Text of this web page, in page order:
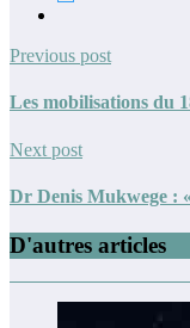
Previous post
Les mobilisations du
Next post
Dr Denis Mukwege :
D'autres articles